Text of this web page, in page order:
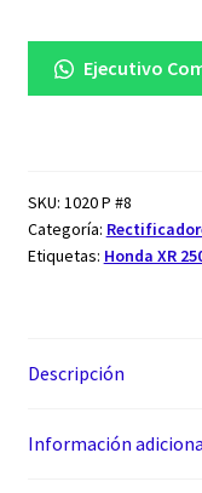
Ejecutivo
SKU: 1020 P #8
Categoría:
Etiquetas: Honda XR
Descripción
Información